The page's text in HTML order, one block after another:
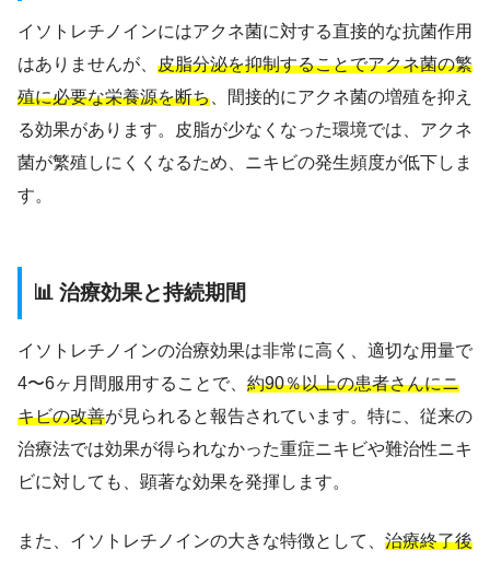
イソトレチノインにはアクネ菌に対する直接的な抗菌作用
はありませんが、 皮脂分泌を抑制することでアクネ菌の繁
殖に必要な栄養源を断ち 、間接的にアクネ菌の増殖を抑え
る効果があります。皮脂が少なくなった環境では、アクネ
菌が繁殖しにくくなるため、ニキビの発生頻度が低下しま
す。
📊 治療効果と持続期間
イソトレチノインの治療効果は非常に高く、適切な用量で
4〜6ヶ月間服用することで、 約90％以上の患者さんにニ
キビの改善が見られると報告されています。特に、従来の
治療法では効果が得られなかった重症ニキビや難治性ニキ
ビに対しても、顕著な効果を発揮します。
また、イソトレチノインの大きな特徴として、 治療終了後